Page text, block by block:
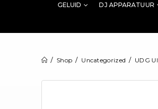
GELUID DJ APPARATUUR
Shop Uncategorized UDG